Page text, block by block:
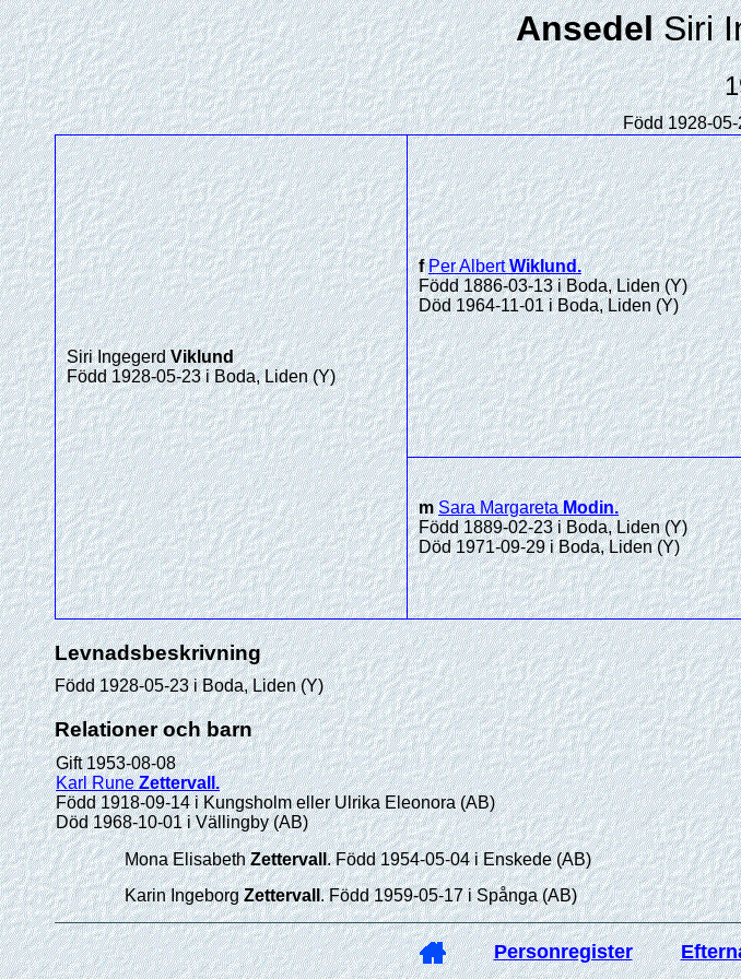
AnsedelSiri
Född 1928-
Siri Ingegerd Viklund
Född 1928-05-23 i Boda, Liden (Y)
fPer Albert Wiklund.
Född 1886-03-13 i Boda, Liden (Y)
Död 1964-11-01 i Boda, Liden (Y)
mSara Margareta Modin.
Född 1889-02-23 i Boda, Liden (Y)
Död 1971-09-29 i Boda, Liden (Y)
Levnadsbeskrivning
Född 1928-05-23 i Boda, Liden (Y)
Relationer och barn
Gift 1953-08-08
Karl Rune Zettervall.
Född 1918-09-14 i Kungsholm eller Ulrika Eleonora (AB)
Död 1968-10-01 i Vällingby (AB)
Mona Elisabeth Zettervall. Född 1954-05-04 i Enskede (AB)
Karin Ingeborg Zettervall. Född 1959-05-17 i Spånga (AB)
Personregister